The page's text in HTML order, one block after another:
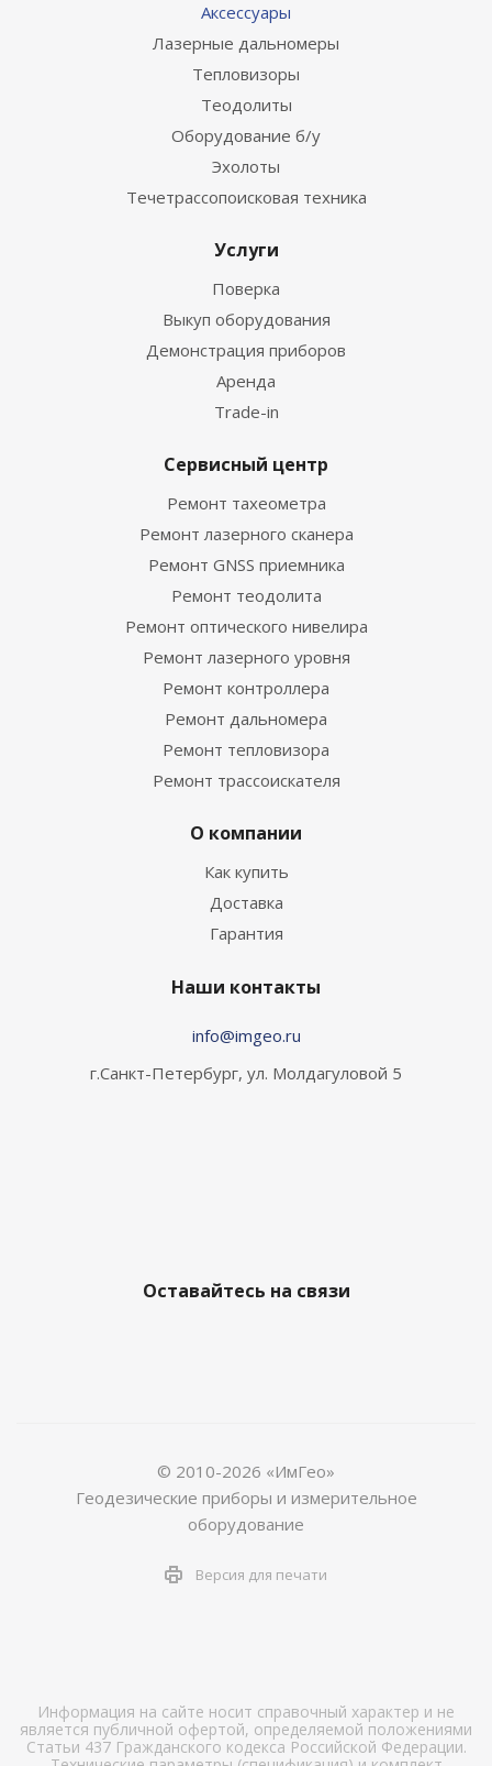
Аксессуары
Лазерные дальномеры
Тепловизоры
Теодолиты
Оборудование б/у
Эхолоты
Течетрассопоисковая техника
Услуги
Поверка
Выкуп оборудования
Демонстрация приборов
Аренда
Trade-in
Сервисный центр
Ремонт тахеометра
Ремонт лазерного сканера
Ремонт GNSS приемника
Ремонт теодолита
Ремонт оптического нивелира
Ремонт лазерного уровня
Ремонт контроллера
Ремонт дальномера
Ремонт тепловизора
Ремонт трассоискателя
О компании
Как купить
Доставка
Гарантия
Наши контакты
info@imgeo.ru
г.Санкт-Петербург, ул. Молдагуловой 5
Оставайтесь на связи
© 2010-2026 «ИмГео»
Геодезические приборы и измерительное
оборудование
Версия для печати
Информация на сайте носит справочный характер и не
является публичной офертой, определяемой положениями
Статьи 437 Гражданского кодекса Российской Федерации.